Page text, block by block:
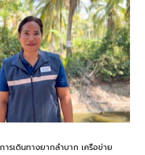
ารเดินทางยากลำบาก เครือข่าย